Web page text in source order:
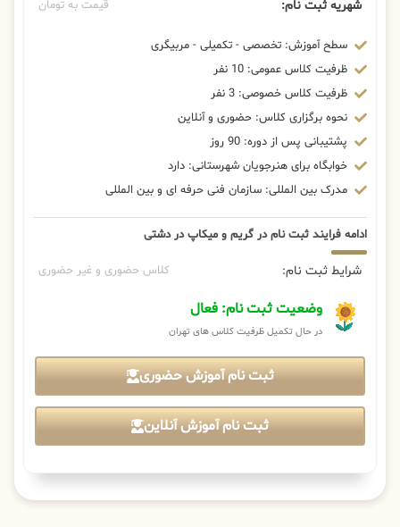
شهریه ثبت نام: قیمت به تومان
سطح آموزش: تخصصی - تکمیلی - مربیگری
ظرفیت کلاس عمومی: 10 نفر
ظرفیت کلاس خصوصی: 3 نفر
نحوه برگزاری کلاس: حضوری و آنلاین
پشتیبانی پس از دوره: 90 روز
خوابگاه برای هنرجویان شهرستانی: دارد
مدرک بین المللی: سازمان فنی حرفه ای و بین المللی
ادامه فرایند ثبت نام در گریم و میکاپ در دشتی
شرایط ثبت نام: کلاس حضوری و غیر حضوری
وضعیت ثبت نام: فعال
در حال تکمیل ظرفیت کلاس های تهران
ثبت نام آموزش حضوری
ثبت نام آموزش آنلاین